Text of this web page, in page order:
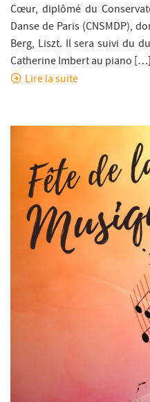
Cœur, diplômé du
Danse de Paris (CNSMDP),
Berg, Liszt. Il sera suivi du
Catherine Imbert au piano […]
Lire la suite